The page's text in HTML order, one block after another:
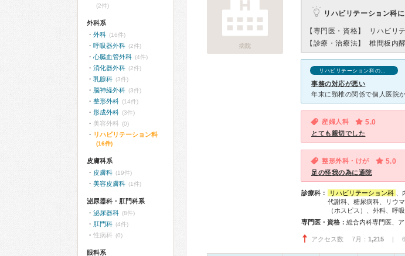
病院
リハビリテーション科
【専門医・資格】
リハビリ
【診療・治療法】
椎間板内
リハビリテーション科の口コミ
事務の対応が悪い
産婦人科 5.0
とても親切でした
整形外科・けが 5.0
足の怪我の為に通院
診療科： リハビリテーション科
代謝科、糖尿病科、リウ
（ホスピス）、外科、呼
専門医・資格：
アクセス数 7月： 1,215 | 6
(2件)
外科系
外科 (16件)
呼吸器外科 (2件)
心臓血管外科 (4件)
消化器外科 (2件)
乳腺科 (3件)
脳神経外科 (3件)
整形外科 (14件)
形成外科 (3件)
美容外科 (0)
リハビリテーション科
(16件)
皮膚科系
皮膚科 (19件)
美容皮膚科 (1件)
泌尿器科・肛門科系
泌尿器科 (8件)
肛門科 (4件)
性病科 (0)
眼科系